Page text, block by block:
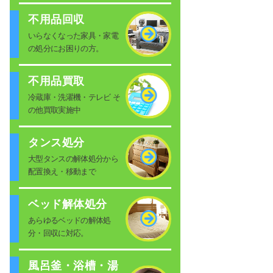
不用品回収
いらなくなった家具・家電
の処分にお困りの方。
不用品買取
冷蔵庫・洗濯機・テレビ そ
の他買取実施中
タンス処分
大型タンスの解体処分から
配置換え・移動まで
ベッド解体処分
あらゆるベッドの解体処
分・回収に対応。
風呂釜・浴槽・湯